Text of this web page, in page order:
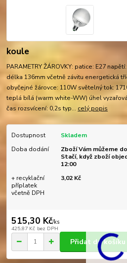
koule
PARAMETRY ŽÁROVKY: patice: E27
délka 136mm včetně závitu energetická
obyčejné žárovce: 110W světelný tok:
teplá bílá (warm white-WW) úhel
čas rozsvícení: 0,2s typ... celý popis
Dostupnost
Skladem
Doba dodání
Zboží Vám můžeme
Stačí, když zboží
12:00
+ recyklační
příplatek
včetně DPH
3,02 Kč
515,30 Kč/ks
425,87 Kč bez DPH
Přidat do košíku